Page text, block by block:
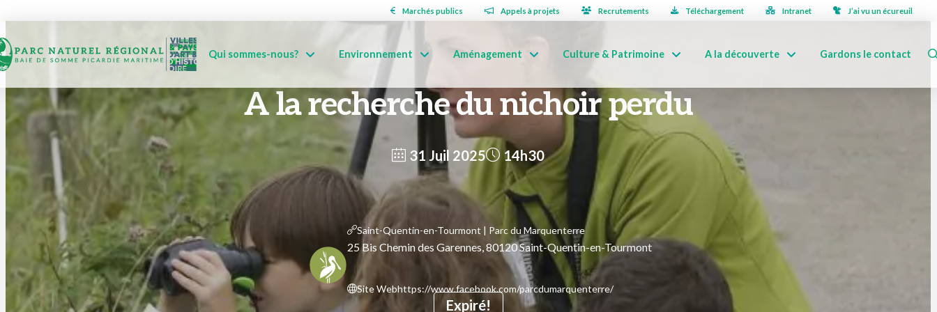
Marchés publics Appels à projets Recrutements Téléchargement Intranet J’ai vu un écureuil
Qui sommes-nous? Environnement Aménagement Culture & Patrimoine A la découverte Gardons le contact
A la recherche du nichoir perdu
31 Juil 2025
Expiré!
14h30
Saint-Quentin-en-Tourmont | Parc du Marquenterre
25 Bis Chemin des Garennes, 80120 Saint-Quentin-en-Tourmont
Site Webhttps://www.facebook.com/parcdumarquenterre/